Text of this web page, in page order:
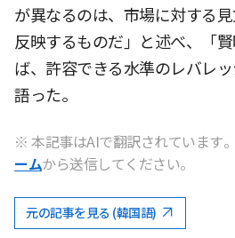
が異なるのは、市場に対する
反映するものだ」と述べ、「
ば、許容できる水準のレバレ
語った。
※ 本記事はAIで翻訳されています
ームから送信してください。
元の記事を見る (韓国語)